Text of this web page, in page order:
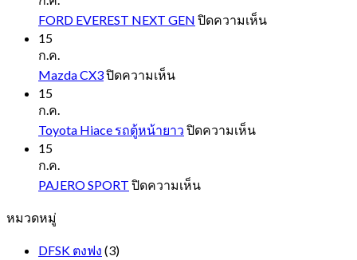
FORD EVEREST NEXT GEN ปิดความเห็นบน
15
ก.ค.
Mazda CX3ปิดความเห็นบน
15
ก.ค.
Toyota Hiace รถตู้หน้ายาว ปิดความเห็นบน
15
ก.ค.
PAJERO SPORT ปิดความเห็นบน
หมวดหมู่
DFSK ตงฟง (3)